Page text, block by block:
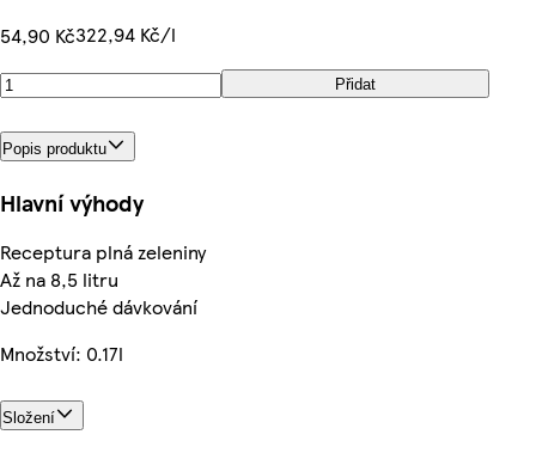
54,90 Kč322,94 Kč/l
Přidat
Popis produktu
Hlavní výhody
Receptura plná zeleniny
Až na 8,5 litru
Jednoduché dávkování
Množství: 0.17l
Složení